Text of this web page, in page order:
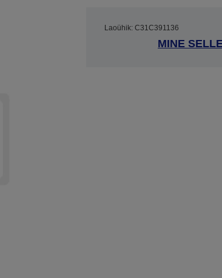
Laoühik: C31C391136
MINE